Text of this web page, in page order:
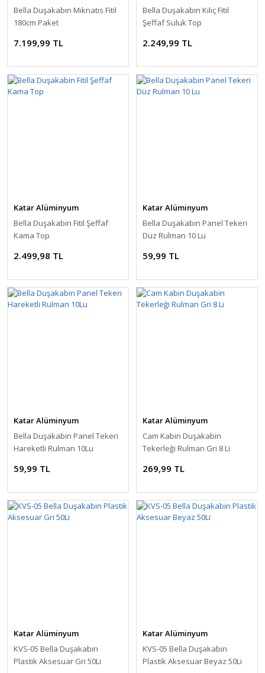
Bella Duşakabin Mıknatıs Fitil
180cm Paket
7.199,99 TL
Bella Duşakabin Kılıç Fitil
Şeffaf Suluk Top
2.249,99 TL
Katar Alüminyum
Bella Duşakabin Fitil Şeffaf
Kama Top
2.499,98 TL
Katar Alüminyum
Bella Duşakabin Panel Tekeri
Düz Rulman 10 Lu
59,99 TL
Katar Alüminyum
Bella Duşakabin Panel Tekeri
Hareketli Rulman 10Lu
59,99 TL
Katar Alüminyum
Cam Kabin Duşakabin
Tekerleği Rulman Gri 8 Li
269,99 TL
Katar Alüminyum
KVS-05 Bella Duşakabin
Plastik Aksesuar Gri 50Li
Katar Alüminyum
KVS-05 Bella Duşakabin
Plastik Aksesuar Beyaz 50Li